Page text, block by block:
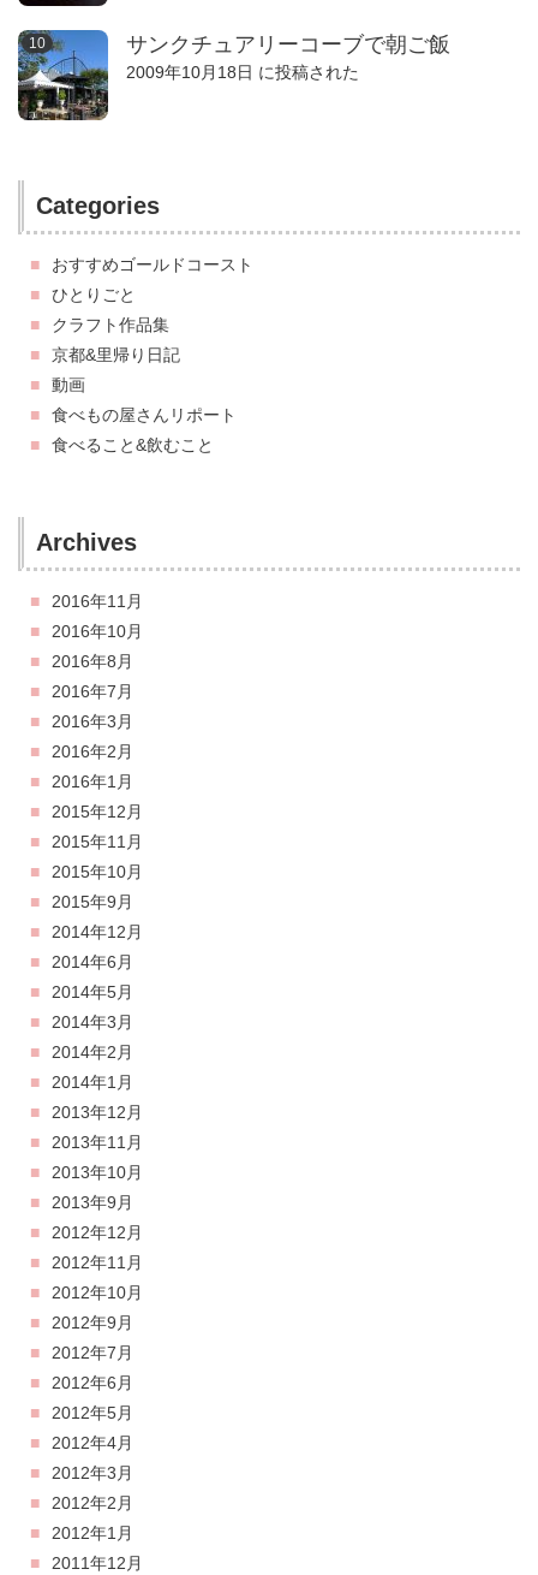
サンクチュアリーコーブで朝ご飯
2009年10月18日 に投稿された
Categories
おすすめゴールドコースト
ひとりごと
クラフト作品集
京都&里帰り日記
動画
食べもの屋さんリポート
食べること&飲むこと
Archives
2016年11月
2016年10月
2016年8月
2016年7月
2016年3月
2016年2月
2016年1月
2015年12月
2015年11月
2015年10月
2015年9月
2014年12月
2014年6月
2014年5月
2014年3月
2014年2月
2014年1月
2013年12月
2013年11月
2013年10月
2013年9月
2012年12月
2012年11月
2012年10月
2012年9月
2012年7月
2012年6月
2012年5月
2012年4月
2012年3月
2012年2月
2012年1月
2011年12月